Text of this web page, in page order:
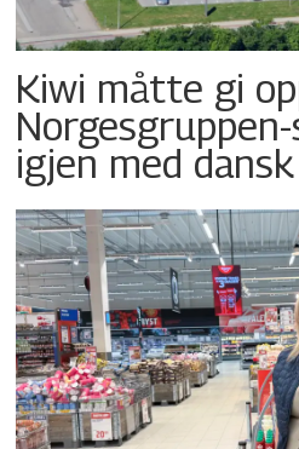
Kiwi måtte gi
igjen med